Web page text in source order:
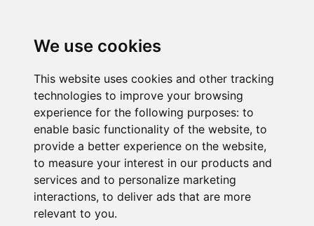
We use cookies
This website uses cookies and other tracking
technologies to improve your browsing
experience for the following purposes: to
enable basic functionality of the website, to
provide a better experience on the website,
to measure your interest in our products and
services and to personalize marketing
interactions, to deliver ads that are more
relevant to you.